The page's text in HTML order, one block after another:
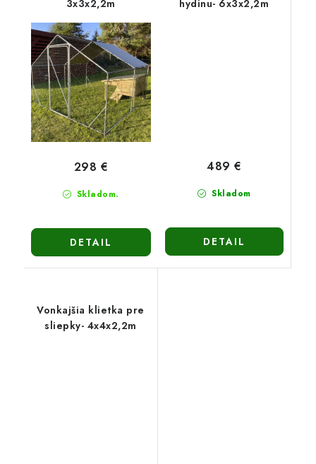
3x3x2,2m
Skladom.
298 €
DETAIL
hydinu- 6x3x2,2m
Skladom
489 €
DETAIL
Vonkajšia klietka pre
sliepky- 4x4x2,2m